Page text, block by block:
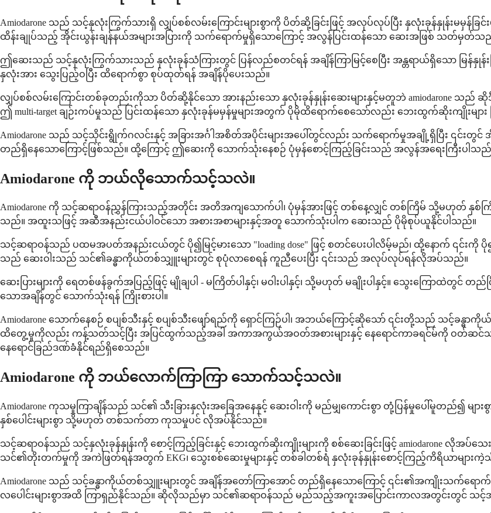
Amiodarone သည် သင့်နှလုံးကြွက်သားရှိ လျှပ်စစ်လမ်းကြောင်းများစွာကို ပိတ်ဆို့ခြင်းဖြင့် အလုပ်လုပ်ပြီး နှလုံးခုန်နှုန်းမမှ
ထိန်းချုပ်သည့် အိုင်းယွန်းချန်နယ်အများအပြားကို သက်ရောက်မှုရှိသောကြောင့် အလွန်ပြင်းထန်သော ဆေးအဖြစ် သတ်မှတ်သ
ဤဆေးသည် သင့်နှလုံးကြွက်သားသည် နှလုံးခုန်သံကြားတွင် ပြန်လည်စတင်ရန် အချိန်ကြာမြင့်စေပြီး အန္တရာယ်ရှိသော မြန်နှုန်း
နှလုံးအား သွေးပြည့်ဝပြီး ထိရောက်စွာ စုပ်ထုတ်ရန် အချိန်ပိုပေးသည်။
လျှပ်စစ်လမ်းကြောင်းတစ်ခုတည်းကိုသာ ပိတ်ဆို့နိုင်သော အားနည်းသော နှလုံးခုန်နှုန်းဆေးများနှင့်မတူဘဲ amiodarone
ဤ multi-target ချဉ်းကပ်မှုသည် ပြင်းထန်သော နှလုံးခုန်မမှန်မှုများအတွက် ပိုမိုထိရောက်စေသော်လည်း ဘေးထွက်ဆိုးကျိုးမျာ
Amiodarone သည် သင့်သိုင်းရွိုက်ဂလင်းနှင့် အခြားအင်္ဂါအစိတ်အပိုင်းများအပေါ်တွင်လည်း သက်ရောက်မှုအချို့ရှိပြီး ၎င်းတွင်
တည်ရှိနေသောကြောင့်ဖြစ်သည်။ ထို့ကြောင့် ဤဆေးကို သောက်သုံးနေစဉ် ပုံမှန်စောင့်ကြည့်ခြင်းသည် အလွန်အရေးကြီးပါသည်
Amiodarone ကို ဘယ်လိုသောက်သင့်သလဲ။
Amiodarone ကို သင့်ဆရာဝန်ညွှန်ကြားသည့်အတိုင်း အတိအကျသောက်ပါ၊ ပုံမှန်အားဖြင့် တစ်နေ့လျှင် တစ်ကြိမ် သို့မဟုတ် နှစ်က
သည်။ အထူးသဖြင့် အဆီအနည်းငယ်ပါဝင်သော အစားအစာများနှင့်အတူ သောက်သုံးပါက ဆေးသည် ပိုမိုစုပ်ယူနိုင်ပါသည်။
သင့်ဆရာဝန်သည် ပထမအပတ်အနည်းငယ်တွင် ပို၍မြင့်မားသော "loading dose" ဖြင့် စတင်ပေးပါလိမ့်မည်၊ ထို့နောက် ၎င်းကို ပို၍နည်း
သည် ဆေးဝါးသည် သင်၏ခန္ဓာကိုယ်တစ်သျှူးများတွင် စုပုံလာစေရန် ကူညီပေးပြီး ၎င်းသည် အလုပ်လုပ်ရန်လိုအပ်သည်။
ဆေးပြားများကို ရေတစ်ဖန်ခွက်အပြည့်ဖြင့် မျိုချပါ - မကြိတ်ပါနှင့်၊ မဝါးပါနှင့်၊ သို့မဟုတ် မချိုးပါနှင့်။ သွေးကြေ
သောအချိန်တွင် သောက်သုံးရန် ကြိုးစားပါ။
Amiodarone သောက်နေစဉ် စပျစ်သီးနှင့် စပျစ်သီးဖျော်ရည်ကို ရှောင်ကြဉ်ပါ၊ အဘယ်ကြောင့်ဆိုသော် ၎င်းတို့သည် သင့်ခန္
ထိတွေ့မှုကိုလည်း ကန့်သတ်သင့်ပြီး အပြင်ထွက်သည့်အခါ အကာအကွယ်အဝတ်အစားများနှင့် နေရောင်ကာခရင်မ်ကို ဝတ်ဆင်
နေရောင်ခြည်ဒဏ်ခံနိုင်ရည်ရှိစေသည်။
Amiodarone ကို ဘယ်လောက်ကြာကြာ သောက်သင့်သလဲ။
Amiodarone ကုသမှုကြာချိန်သည် သင်၏ သီးခြားနှလုံးအခြေအနေနှင့် ဆေးဝါးကို မည်မျှကောင်းစွာ တုံ့ပြန်မှုပေါ်မူတည်၍ မျာ
နှစ်ပေါင်းများစွာ သို့မဟုတ် တစ်သက်တာ ကုသမှုပင် လိုအပ်နိုင်သည်။
သင့်ဆရာဝန်သည် သင့်နှလုံးခုန်နှုန်းကို စောင့်ကြည့်ခြင်းနှင့် ဘေးထွက်ဆိုးကျိုးများကို စစ်ဆေးခြင်းဖြင့် amiodarone လို
သင်၏တိုးတက်မှုကို အကဲဖြတ်ရန်အတွက် EKG၊ သွေးစစ်ဆေးမှုများနှင့် တစ်ခါတစ်ရံ နှလုံးခုန်နှုန်းစောင့်ကြည့်ကိရိယာများ
Amiodarone သည် သင့်ခန္ဓာကိုယ်တစ်သျှူးများတွင် အချိန်အတော်ကြာအောင် တည်ရှိနေသောကြောင့် ၎င်း၏အကျိုးသက်ရ
လပေါင်းများစွာအထိ ကြာရှည်နိုင်သည်။ ဆိုလိုသည်မှာ သင်၏ဆရာဝန်သည် မည်သည့်အကူးအပြောင်းကာလအတွင်းတွင် သင့်